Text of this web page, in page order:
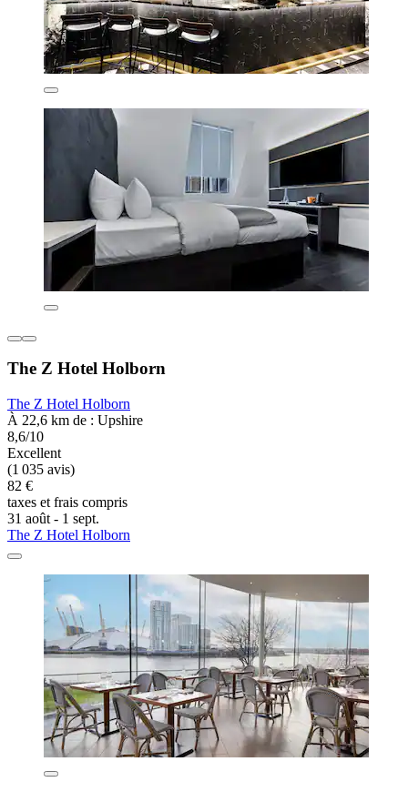
The Z Hotel Holborn
The Z Hotel Holborn
À 22,6 km de : Upshire
8,6/10
Excellent
(1 035 avis)
82 €
taxes et frais compris
31 août - 1 sept.
The Z Hotel Holborn